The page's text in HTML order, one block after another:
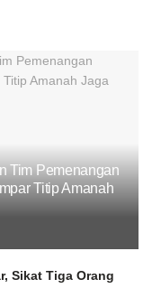
Tim Pemenangan
Titip Amanah
Sikat Tiga Orang